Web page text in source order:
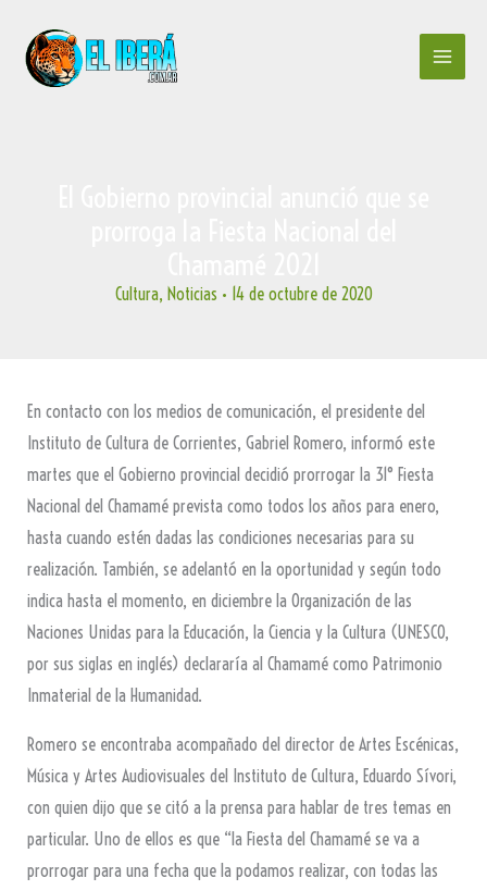
contenido
Cultura, Noticias • 14 de octubre de 2020
En contacto con los medios de comunicación, el presidente del
Instituto de Cultura de Corrientes, Gabriel Romero, informó este
martes que el Gobierno provincial decidió prorrogar la 31° Fiesta
Nacional del Chamamé prevista como todos los años para enero,
hasta cuando estén dadas las condiciones necesarias para su
realización. También, se adelantó en la oportunidad y según todo
indica hasta el momento, en diciembre la Organización de las
Naciones Unidas para la Educación, la Ciencia y la Cultura (UNESCO,
por sus siglas en inglés) declararía al Chamamé como Patrimonio
Inmaterial de la Humanidad.
Romero se encontraba acompañado del director de Artes Escénicas,
Música y Artes Audiovisuales del Instituto de Cultura, Eduardo Sívori,
con quien dijo que se citó a la prensa para hablar de tres temas en
particular. Uno de ellos es que “la Fiesta del Chamamé se va a
prorrogar para una fecha que la podamos realizar, con todas las